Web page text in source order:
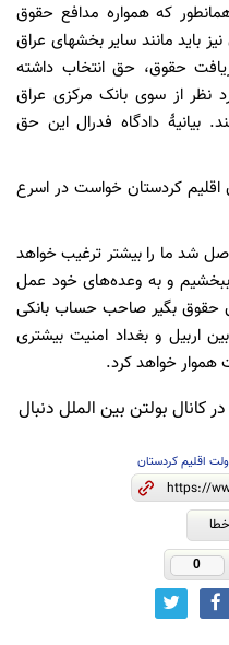
که همواره مدافع حقوق
باید مانند سایر بخشهای عراق
حقوق، حق انتخاب داشته
نظر از سوی بانک مرکزی عراق
بیانیۀ دادگاه فدرال این حق
اقلیم کردستان خواست در اسرع
شد ما را بیشتر ترغیب خواهد
و به وعده‌های خود عمل
حقوق بگیر صاحب حساب بانکی
اربیل و بغداد امنیت بیشتری
هموار خواهد کرد.
کانال بولتن بین الملل دنبال
اقلیم کردستان
0